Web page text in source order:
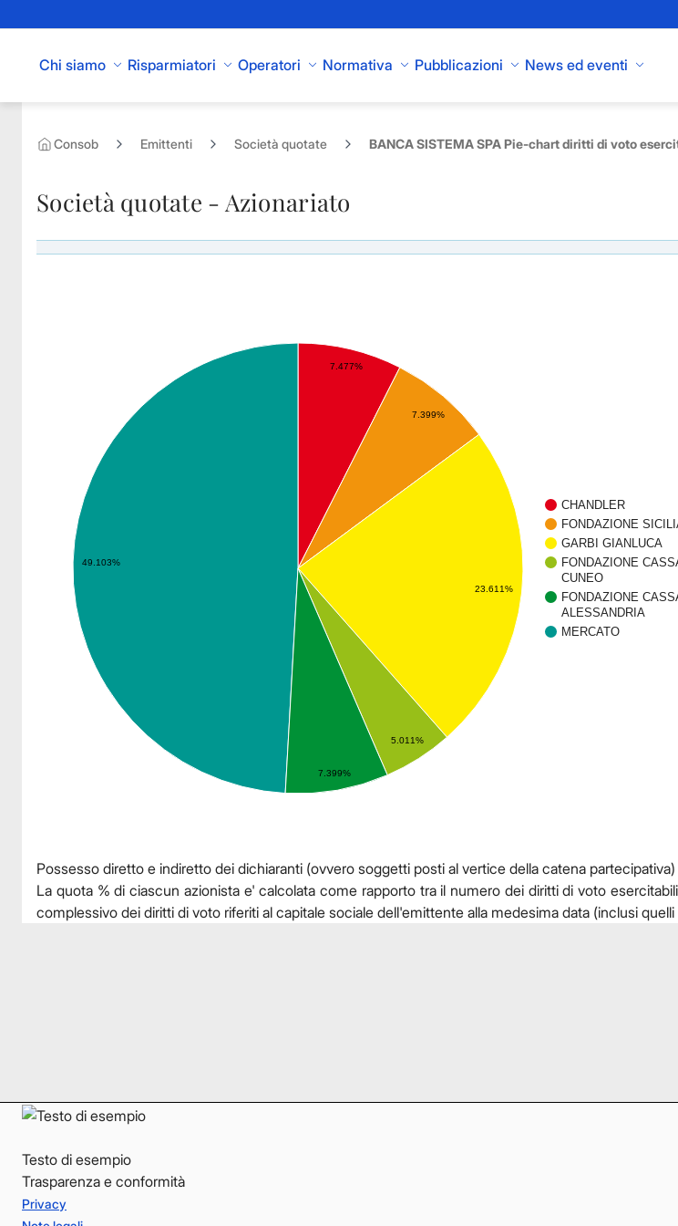
Chi siamo Risparmiatori Operatori Normativa Pubblicazioni News ed eventi
Consob Emittenti Società quotate BANCA SISTEMA SPA Pie-chart diritti di voto
Società quotate - Azionariato
CHANDLER
FONDAZIONE
GARBI GIANLUCA
FONDAZIONE
CUNEO
FONDAZIONE
ALESSANDRIA
MERCATO
7.477%
7.399%
23.611%
5.011%
49.103%
7.399%
Possesso diretto e indiretto dei dichiaranti (ovvero soggetti posti al vertice della catena partecipativa)
La quota % di ciascun azionista e' calcolata come rapporto tra il numero dei diritti di voto
complessivo dei diritti di voto riferiti al capitale sociale dell'emittente alla medesima data (inclusi quelli
Testo di esempio
Trasparenza e conformità
Privacy